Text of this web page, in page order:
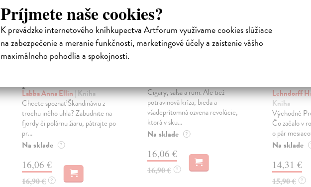
Príjmete naše cookies?
K prevádzke internetového kníhkupectva Artforum využívame cookies slúžiace
na zabezpečenie a meranie funkčnosti, marketingové účely a zaistenie vášho
maximálneho pohodlia a spokojnosti.
presídlili
Labba Anna Ellin| Kniha
Chcete spoznať Škandináviu z
trochu iného uhla? Zabudnite na
fjordy či polárnu žiaru, pátrajte po
pr...
Na sklade ?
16,06 €
16,90 € ?
Cigary, salsa a rum. Ale tiež
potravinová kríza, bieda a
všadeprítomná ozvena revolúcie,
ktorá v sku...
Na sklade ?
16,06 €
16,90 € ?
denník
Lehndorff
Kniha
Východné
Čo začalo v
o pár
Na sklade
14,31 €
15,90 € ?